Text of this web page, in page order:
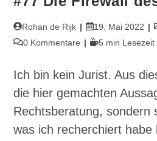
Beitrags-
Autor:
Rohan de Rijk
Beitrag
veröffentlicht:
19. Mai 2022
Beitrags-
0 Kommentare Lesedauer:
5 min Lesezeit
Ich bin kein Jurist. Aus
die hier gemachten
Rechtsberatung, sondern
was ich recherchiert habe